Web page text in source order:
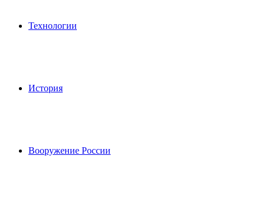
Технологии
История
Вооружение России